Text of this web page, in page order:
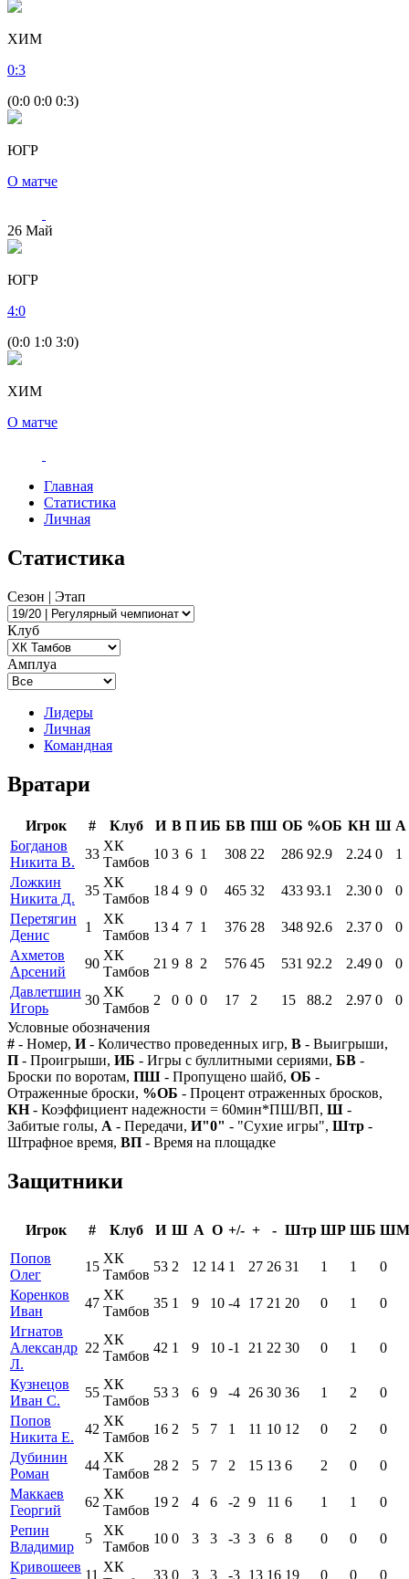
ХИМ
0:3
(0:0 0:0 0:3)
ЮГР
О матче
26 Май
ЮГР
4:0
(0:0 1:0 3:0)
ХИМ
О матче
Главная
Статистика
Личная
Статистика
Сезон | Этап
Клуб
Амплуа
Лидеры
Личная
Командная
Вратари
Игрок # Клуб И В П ИБ БВ ПШ ОБ %ОБ КН Ш А
Богданов
Никита В.
33
ХК
Тамбов
10 3 6 1 308 22 286 92.9 2.24 0
1
Ложкин
Никита Д.
35
ХК
Тамбов
18 4 9 0 465 32 433 93.1 2.30 0
0
Перетягин
Денис
1
ХК
Тамбов
13 4 7 1 376 28 348 92.6 2.37 0
0
Ахметов
Арсений
90
ХК
Тамбов
21 9 8 2 576 45 531 92.2 2.49 0
0
Давлетшин
Игорь
30
ХК
Тамбов
2 0 0 0 17 2 15 88.2 2.97 0
0
Условные обозначения
# - Номер, И- Количество проведенных игр, В - Выигрыши,
П - Проигрыши, ИБ - Игры с буллитными сериями, БВ -
Броски по воротам, ПШ - Пропущено шайб, ОБ -
Отраженные броски, %ОБ - Процент отраженных бросков,
КН- Коэффициент надежности = 60мин*ПШ/ВП, Ш -
Забитые голы, А - Передачи, И"0" - "Сухие игры", Штр -
Штрафное время, ВП - Время на площадке
Защитники
Игрок # Клуб И Ш А О +/- + - Штр ШР ШБ ШМ
Попов
Олег
15
ХК
Тамбов
53 2 12 14 1 27 26 31 1 1
0
Коренков
Иван
47
ХК
Тамбов
35 1 9 10 -4 17 21 20 0 1
0
Игнатов
Александр
Л.
22
ХК
Тамбов
42 1 9 10 -1 21 22 30 0 1 0
Кузнецов
Иван С.
55
ХК
Тамбов
53 3 6 9 -4 26 30 36 1 2
0
Попов
Никита Е.
42
ХК
Тамбов
16 2 5 7 1 11 10 12 0 2
0
Дубинин
Роман
44
ХК
Тамбов
28 2 5 7 2 15 13 6 2 0
0
Маккаев
Георгий
62
ХК
Тамбов
19 2 4 6 -2 9 11 6 1 1
0
Репин
Владимир
5
ХК
Тамбов
10 0 3 3 -3 3 6 8 0 0
0
Кривошеев
11
ХК
33 0 3 3 -3 13 16 19 0 0 0